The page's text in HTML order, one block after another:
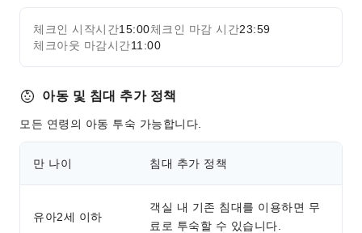
체크인 시작시간15:00체크인 마감 시간23:59
체크아웃 마감시간11:00
아동 및 침대 추가 정책
모든 연령의 아동 투숙 가능합니다.
만 나이 침대 추가 정책
유아2세 이하
객실 내 기존 침대를 이용하면 무
료로 투숙할 수 있습니다.